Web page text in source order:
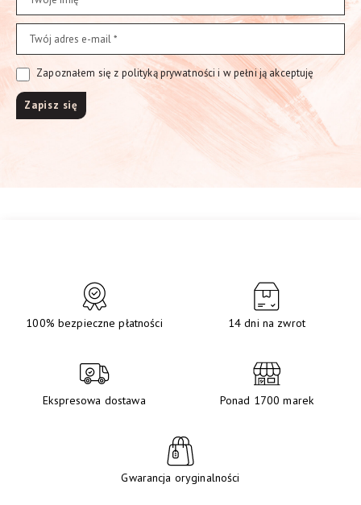
Zapoznałem się z polityką prywatności i w pełni ją akceptuję
100% bezpieczne płatności 14 dni na zwrot
Ekspresowa dostawa Ponad 1700 marek
Gwarancja oryginalności